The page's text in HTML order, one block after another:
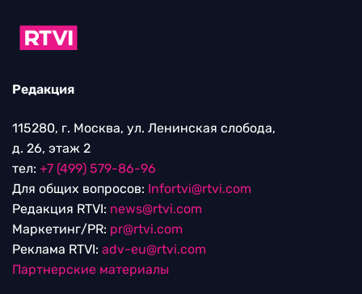
Редакция
115280, г. Москва, ул. Ленинская слобода,
д. 26, этаж 2
тел: +7 (499) 579-86-96
Для общих вопросов: Infortvi@rtvi.com
Редакция RTVI: news@rtvi.com
Маркетинг/PR: pr@rtvi.com
Реклама RTVI: adv-eu@rtvi.com
Партнерские материалы